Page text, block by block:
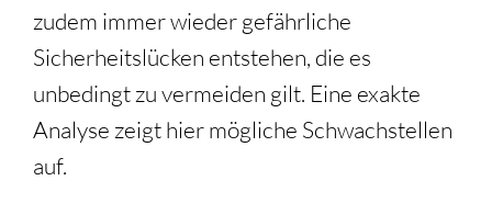
zudem immer wieder gefährliche
Sicherheitslücken entstehen, die es
unbedingt zu vermeiden gilt. Eine exakte
Analyse zeigt hier mögliche Schwachstellen
auf.